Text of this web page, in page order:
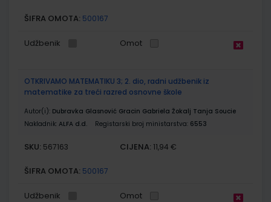
ŠIFRA OMOTA: 500167
Udžbenik Omot
OTKRIVAMO MATEMATIKU 3; 2. dio, radni udžbenik iz
matematike za treći razred osnovne škole
Autor(i): Dubravka Glasnović Gracin Gabriela Žokalj Tanja Soucie
Nakladnik: ALFA d.d. Registarski broj ministarstva: 6553
SKU: 567163 CIJENA: 11,94 €
ŠIFRA OMOTA: 500167
Udžbenik Omot